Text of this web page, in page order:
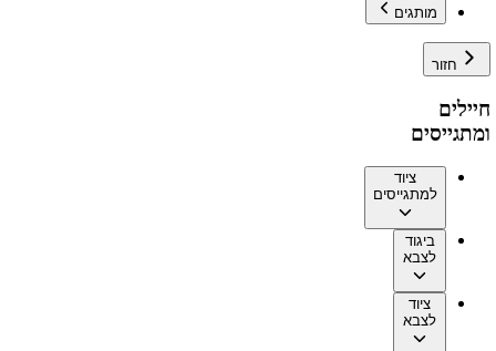
מותגים
חזור
חיילים
ומתגייסים
ציוד
למתגייסים
ביגוד
לצבא
ציוד
לצבא